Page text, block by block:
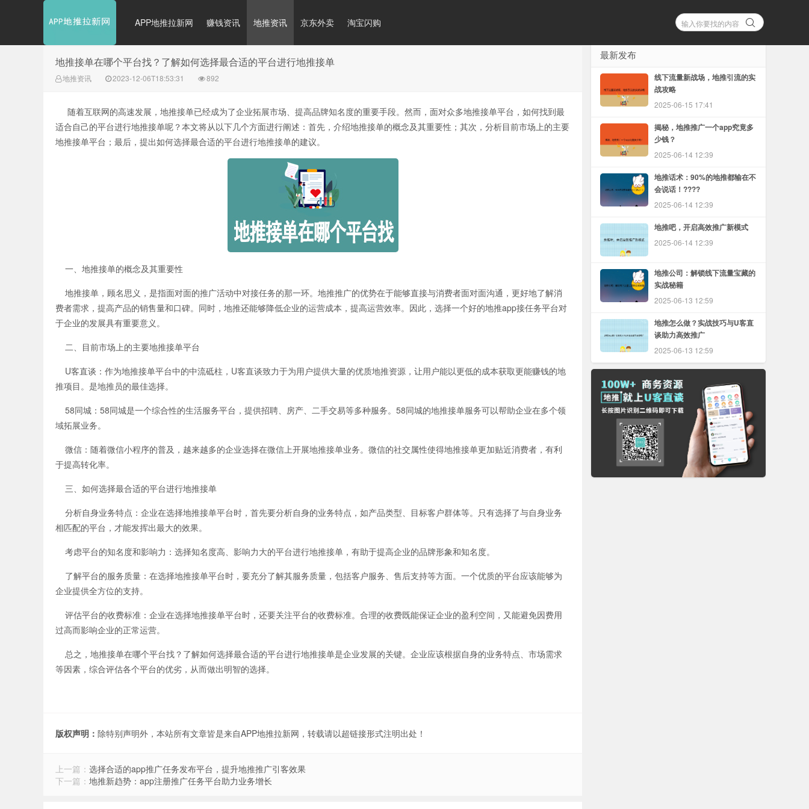
APP地推拉新网 赚钱资讯 地推资讯 京东外卖 淘宝闪购
地推接单在哪个平台找？了解如何选择最合适的平台进行地推接单
地推资讯 2023-12-06T18:53:31 892
随着互联网的高速发展，地推接单已经成为了企业拓展市场、提高品牌知名度的重要手段。然而，面对众多地推接单平台，如何找到最
适合自己的平台进行地推接单呢？本文将从以下几个方面进行阐述：首先，介绍地推接单的概念及其重要性；其次，分析目前市场上的主要
地推接单平台；最后，提出如何选择最合适的平台进行地推接单的建议。
一、地推接单的概念及其重要性
地推接单，顾名思义，是指面对面的推广活动中对接任务的那一环。地推推广的优势在于能够直接与消费者面对面沟通，更好地了解消
费者需求，提高产品的销售量和口碑。同时，地推还能够降低企业的运营成本，提高运营效率。因此，选择一个好的地推app接任务平台对
于企业的发展具有重要意义。
二、目前市场上的主要地推接单平台
U客直谈：作为地推接单平台中的中流砥柱，U客直谈致力于为用户提供大量的优质地推资源，让用户能以更低的成本获取更能赚钱的地
推项目。是地推员的最佳选择。
58同城：58同城是一个综合性的生活服务平台，提供招聘、房产、二手交易等多种服务。58同城的地推接单服务可以帮助企业在多个领
域拓展业务。
微信：随着微信小程序的普及，越来越多的企业选择在微信上开展地推接单业务。微信的社交属性使得地推接单更加贴近消费者，有利
于提高转化率。
三、如何选择最合适的平台进行地推接单
分析自身业务特点：企业在选择地推接单平台时，首先要分析自身的业务特点，如产品类型、目标客户群体等。只有选择了与自身业务
相匹配的平台，才能发挥出最大的效果。
考虑平台的知名度和影响力：选择知名度高、影响力大的平台进行地推接单，有助于提高企业的品牌形象和知名度。
了解平台的服务质量：在选择地推接单平台时，要充分了解其服务质量，包括客户服务、售后支持等方面。一个优质的平台应该能够为
企业提供全方位的支持。
评估平台的收费标准：企业在选择地推接单平台时，还要关注平台的收费标准。合理的收费既能保证企业的盈利空间，又能避免因费用
过高而影响企业的正常运营。
总之，地推接单在哪个平台找？了解如何选择最合适的平台进行地推接单是企业发展的关键。企业应该根据自身的业务特点、市场需求
等因素，综合评估各个平台的优劣，从而做出明智的选择。
版权声明： 除特别声明外，本站所有文章皆是来自APP地推拉新网，转载请以超链接形式注明出处！
上一篇： 选择合适的app推广任务发布平台，提升地推推广引客效果
下一篇： 地推新趋势：app注册推广任务平台助力业务增长
最新发布
线下流量新战场，地推引流的实
战攻略
2025-06-15 17:41
揭秘，地推推广一个app究竟多
少钱？
2025-06-14 12:39
地推话术：90%的地推都输在不
会说话！????
2025-06-14 12:39
地推吧，开启高效推广新模式
2025-06-14 12:39
地推公司：解锁线下流量宝藏的
实战秘籍
2025-06-13 12:59
地推怎么做？实战技巧与U客直
谈助力高效推广
2025-06-13 12:59